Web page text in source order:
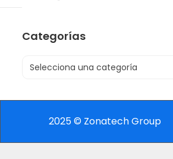
Categorías
Selecciona una categoría
2025 © Zonatech Group